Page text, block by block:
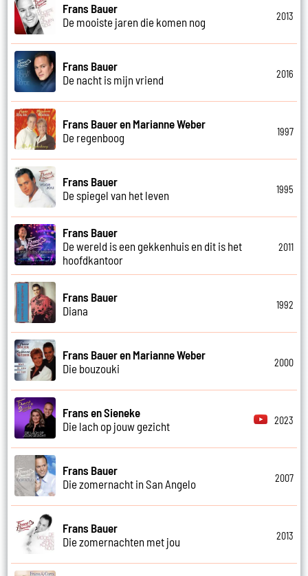
Frans Bauer
De mooiste jaren die komen nog
2013
Frans Bauer
De nacht is mijn vriend
2016
Frans Bauer en Marianne Weber
De regenboog
1997
Frans Bauer
De spiegel van het leven
1995
Frans Bauer
De wereld is een gekkenhuis en dit is het
hoofdkantoor
2011
Frans Bauer
Diana
1992
Frans Bauer en Marianne Weber
Die bouzouki
2000
Frans en Sieneke
Die lach op jouw gezicht
2023
Frans Bauer
Die zomernacht in San Angelo
2007
Frans Bauer
Die zomernachten met jou
2013